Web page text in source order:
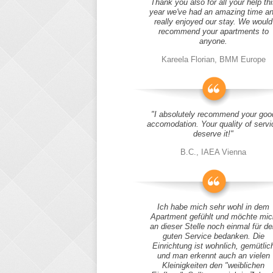
Thank you also for all your help
year we've had an amazing time
really enjoyed our stay. We would
recommend your apartments to
anyone.
Kareela Florian, BMM Europe
"I absolutely recommend your
accomodation. Your quality of
deserve it!"
B.C., IAEA Vienna
Ich habe mich sehr wohl in dem
Apartment gefühlt und möchte
an dieser Stelle noch einmal für
guten Service bedanken. Die
Einrichtung ist wohnlich,
und man erkennt auch an vielen
Kleinigkeiten den "weiblichen